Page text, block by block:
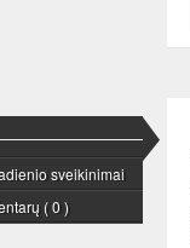
sveikinimai
( 0 )